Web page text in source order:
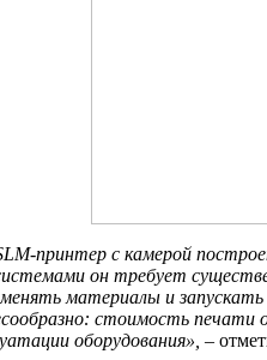
принтер с камерой
он требует
материалы и
стоимость
оборудования», –